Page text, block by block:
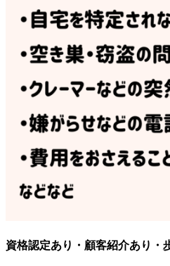
資格認定あり・顧客紹介あり・